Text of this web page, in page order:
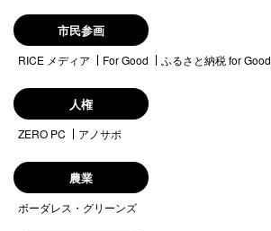
市民参画
RICE メディア For Good ふるさと納税 for Good
人権
ZERO PC アノサポ
農業
ボーダレス・グリーンズ